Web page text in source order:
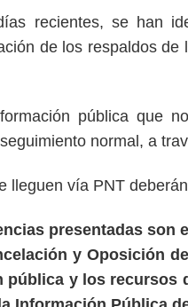
recientes, se han
de los respaldos
pública que
normal, a
lleguen vía PNT
presentadas son
y Oposición
pública y los